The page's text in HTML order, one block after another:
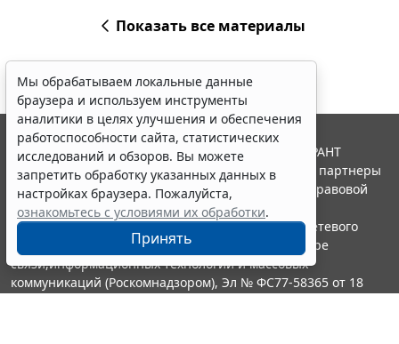
Показать все материалы
Мы обрабатываем локальные данные
браузера и используем инструменты
аналитики в целях улучшения и обеспечения
работоспособности сайта, статистических
исследований и обзоров. Вы можете
запретить обработку указанных данных в
настройках браузера. Пожалуйста,
ознакомьтесь с условиями их обработки.
Принять
© ООО "НПП "ГАРАНТ-СЕРВИС", 2026. Система ГАРАНТ
выпускается с 1990 года. Компания "Гарант" и ее партнеры
являются участниками Российской ассоциации правовой
информации ГАРАНТ.
Портал ГАРАНТ.РУ зарегистрирован в качестве сетевого
издания Федеральной службой по надзору в сфере
связи,информационных технологий и массовых
коммуникаций (Роскомнадзором), Эл № ФС77-58365 от 18